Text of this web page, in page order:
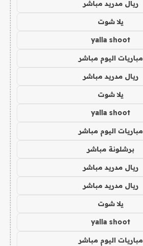
ريال مدريد مباشر
يلا شوت
yalla shoot
مباريات اليوم مباشر
ريال مدريد مباشر
يلا شوت
yalla shoot
مباريات اليوم مباشر
برشلونة مباشر
ريال مدريد مباشر
ريال مدريد مباشر
يلا شوت
yalla shoot
مباريات اليوم مباشر